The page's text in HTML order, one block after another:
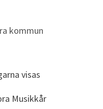
kommun
visas
Musikkår